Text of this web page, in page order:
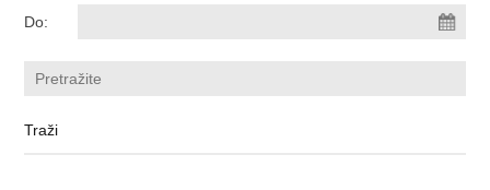
Do: